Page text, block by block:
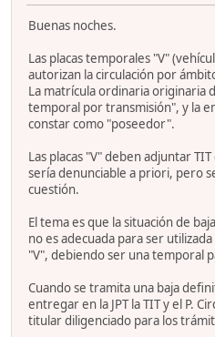
Buenas noches.
Las placas temporales "V"
autorizan la circulación por
La matrícula ordinaria originaria
temporal por transmisión", y la
constar como "poseedor".
Las placas "V" deben adjuntar
sería denunciable a priori, pero
cuestión.
El tema es que la situación de
no es adecuada para ser
"V", debiendo ser una temporal
Cuando se tramita una baja
entregar en la JPT la TIT y el P.
titular diligenciado para los